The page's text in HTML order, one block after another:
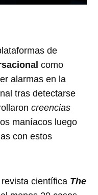
de
como
alarmas en la
tras detectarse
creencias
maníacos luego
con estos
científica The